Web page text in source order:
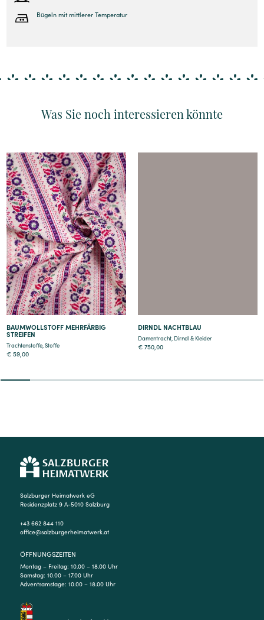
Bügeln mit mittlerer Temperatur
Was Sie noch interessieren könnte
Details
BAUMWOLLSTOFF MEHRFÄRBIG
STREIFEN
Trachtenstoffe,Stoffe
€ 59,00
DIRNDL NACHTBLAU
Damentracht, Dirndl & Kleider
€ 750,00
Salzburger Heimatwerk eG
Residenzplatz 9 A-5010 Salzburg
+43 662 844 110
office@salzburgerheimatwerk.at
ÖFFNUNGSZEITEN
Montag – Freitag: 10.00 – 18.00 Uhr
Samstag: 10.00 – 17.00 Uhr
Adventsamstage: 10.00 – 18.00 Uhr